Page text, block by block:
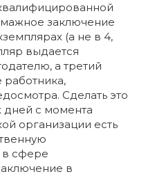
заключение
(а не в 4,
выдается
а третий
работника,
Сделать это
дней с момента
организации есть
сфере
в